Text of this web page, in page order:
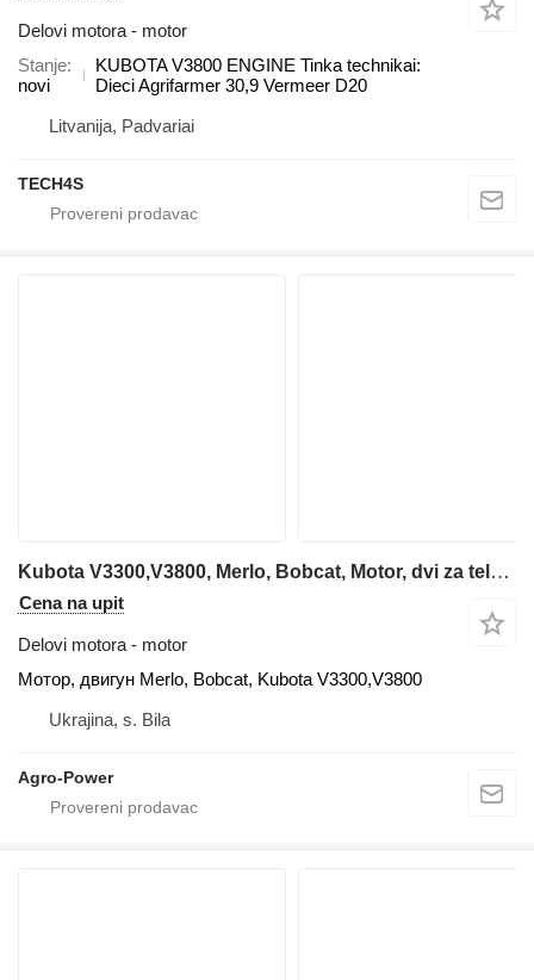
Delovi motora - motor
Stanje
novi
KUBOTA V3800 ENGINE Tinka technikai:
Dieci Agrifarmer 30,9 Vermeer D20
Litvanija, Padvariai
TECH4S
Kubota V3300,V3800, Merlo, Bobcat, Motor, dvi za teleskopskog utovarivača
Cena na upit
Delovi motora - motor
Мотор, двигун Merlo, Bobcat, Kubota V3300,V3800
Ukrajina, s. Bila
Agro-Power